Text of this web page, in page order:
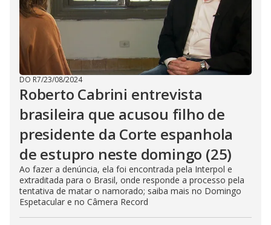
DO R7/23/08/2024
Roberto Cabrini entrevista
brasileira que acusou filho de
presidente da Corte espanhola
de estupro neste domingo (25)
Ao fazer a denúncia, ela foi encontrada pela Interpol e
extraditada para o Brasil, onde responde a processo pela
tentativa de matar o namorado; saiba mais no Domingo
Espetacular e no Câmera Record